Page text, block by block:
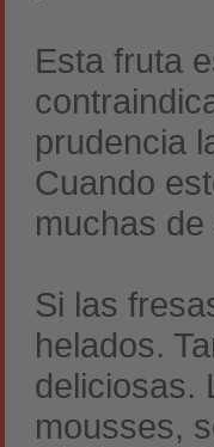
Esta fruta
prudencia
Cuando
muchas
Si las
helados.
deliciosas.
mousses,